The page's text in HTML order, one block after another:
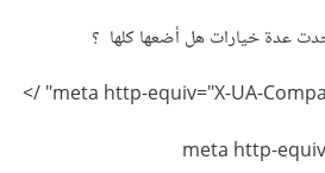
عدة خيارات هل أضعها كلها ؟
<meta http-